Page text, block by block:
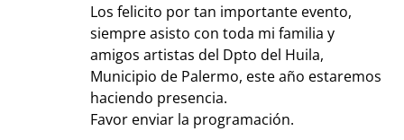
Los felicito por tan importante evento,
siempre asisto con toda mi familia y
amigos artistas del Dpto del Huila,
Municipio de Palermo, este año estaremos
haciendo presencia.
Favor enviar la programación.